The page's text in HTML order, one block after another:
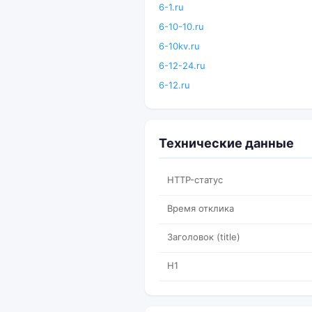
6-1.ru
6-10-10.ru
6-10kv.ru
6-12-24.ru
6-12.ru
Технические данные
HTTP-статус
Время отклика
Заголовок (title)
H1